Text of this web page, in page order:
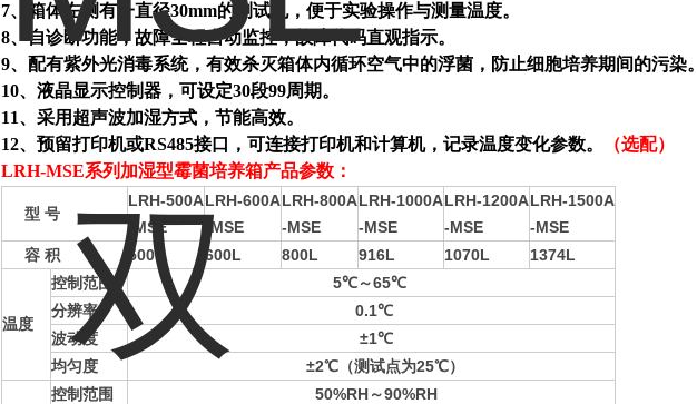
7、箱体左侧有一直径30mm的测试孔，便于实验操作与测量温度。
8、自诊断功能，故障全程自动监控，故障代码直观指示。
9、配有紫外光消毒系统，有效杀灭箱体内循环空气中的浮菌，防止细胞培养期间的污染。
10、液晶显示控制器，可设定30段99周期。
11、采用超声波加湿方式，节能高效。
12、预留打印机或RS485接口，可连接打印机和计算机，记录温度变化参数。
（选配）
LRH-MSE系列加湿型霉菌培养箱产品参数：
型 号
LRH-500A
MSE
LRH-600A
MSE
LRH-800A
-MSE
LRH-1000A
-MSE
LRH-1200A
-MSE
LRH-1500A
-MSE
容 积
500L 600L 800L 916L 1070L 1374L
温度
控制范围
5℃～65℃
分辨率
0.1℃
波动度
±1℃
均匀度
±2℃（测试点为25℃）
控制范围
50%RH～90%RH